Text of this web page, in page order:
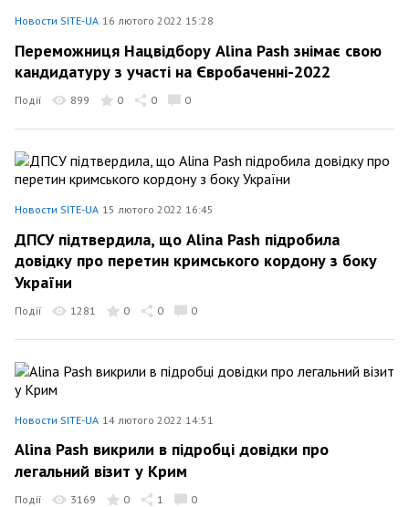
Новости SITE-UA 16 лютого 2022 15:28
Переможниця Нацвідбору Alina Pash знімає свою
кандидатуру з участі на Євробаченні-2022
Події 899 0 0 0
Новости SITE-UA 15 лютого 2022 16:45
ДПСУ підтвердила, що Alina Pash підробила
довідку про перетин кримського кордону з боку
України
Події 1281 0 0 0
Новости SITE-UA 14 лютого 2022 14:51
Alina Pash викрили в підробці довідки про
легальний візит у Крим
Події 3169 0 1 0